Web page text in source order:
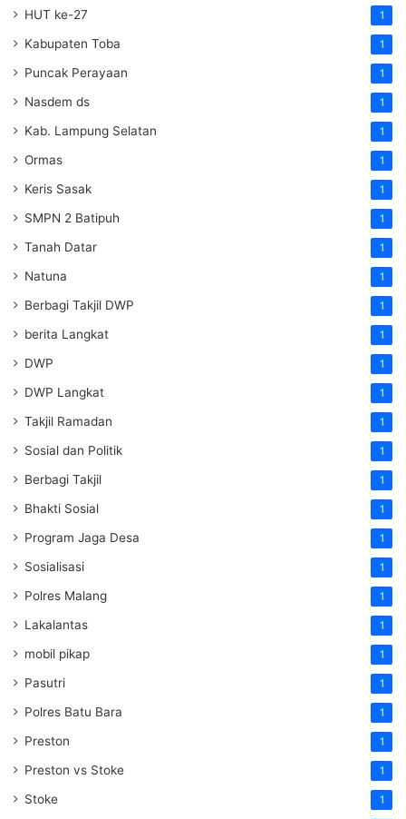
HUT ke-27 1
Kabupaten Toba 1
Puncak Perayaan 1
Nasdem ds 1
Kab. Lampung Selatan 1
Ormas 1
Keris Sasak 1
SMPN 2 Batipuh 1
Tanah Datar 1
Natuna 1
Berbagi Takjil DWP 1
berita Langkat 1
DWP 1
DWP Langkat 1
Takjil Ramadan 1
Sosial dan Politik 1
Berbagi Takjil 1
Bhakti Sosial 1
Program Jaga Desa 1
Sosialisasi 1
Polres Malang 1
Lakalantas 1
mobil pikap 1
Pasutri 1
Polres Batu Bara 1
Preston 1
Preston vs Stoke 1
Stoke 1